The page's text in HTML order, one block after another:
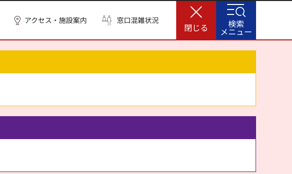
アクセス・施設案内 窓口混雑状況
閉じる 検索
メニュー